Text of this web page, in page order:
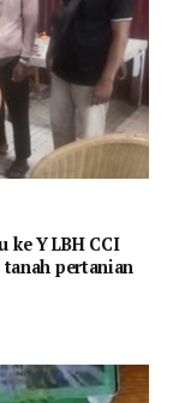
ke Y LBH CCI
tanah pertanian